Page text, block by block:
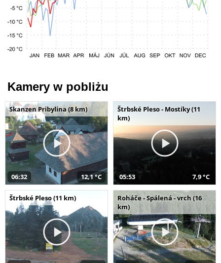
Kamery w pobliżu
Skanzen Pribylina (8 km)
06:32 12,1 °C
Štrbské Pleso - Mostíky (11
km)
05:53 7,9 °C
Štrbské Pleso (11 km)
Roháče - Spálená - vrch (16
km)